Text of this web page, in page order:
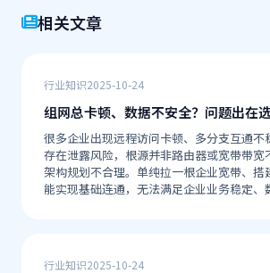
相关文章
行业知识2025-10-24
组网总卡顿、数据不安全？问题出在
很多企业出现远程访问卡顿、多分支互通不
存在泄露风险，根源并非路由器或宽带带宽
架构规划不合理。单纯拉一根企业宽带、搭
能实现基础连通，无法满足企业业务稳定、
行业知识2025-10-24